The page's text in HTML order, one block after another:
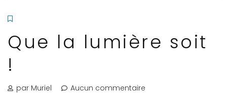
Que la lumière soit
!
par Muriel Aucun commentaire